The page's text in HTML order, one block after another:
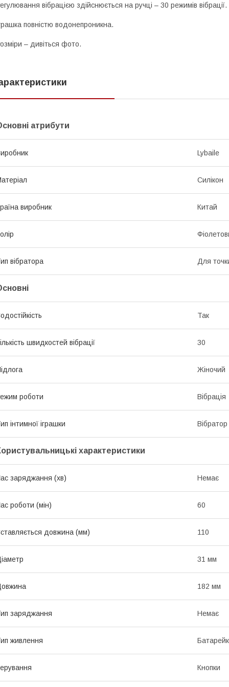
вібрацією здійснюється на ручці – 30 режимів вібрації.
повністю водонепроникна.
– дивіться фото.
атрибути
Lybaile
Силікон
виробник Китай
вібратора Для
Так
швидкостей вібрації 30
Жіночий
роботи Вібрація
інтимної іграшки Вібратор
характеристики
заряджання (хв) Немає
роботи (мін) 60
довжина (мм) 110
31 мм
182 мм
заряджання Немає
живлення
Кнопки